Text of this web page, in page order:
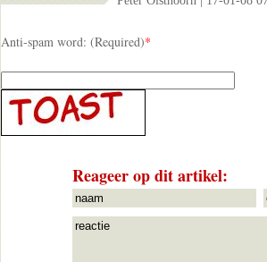
Anti-spam word: (Required)*
Reageer op dit artikel: